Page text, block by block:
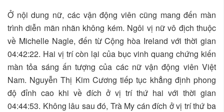
Ở nội dung nữ, các vận động viên cũng mang đến màn
trình diễn mãn nhãn không kém. Ngôi vị nữ vô địch thuộc
về Michelle Nagle, đến từ Cộng hòa Ireland với thời gian
04:42:22. Hai vị trí còn lại của bục vinh quang chứng kiến
màn tỏa sáng ấn tượng của các nữ vận động viên Việt
Nam. Nguyễn Thị Kim Cương tiếp tục khẳng định phong
độ đỉnh cao khi về đích ở vị trí thứ hai với thời gian
04:44:53. Không lâu sau đó, Trà My cán đích ở vị trí thứ ba